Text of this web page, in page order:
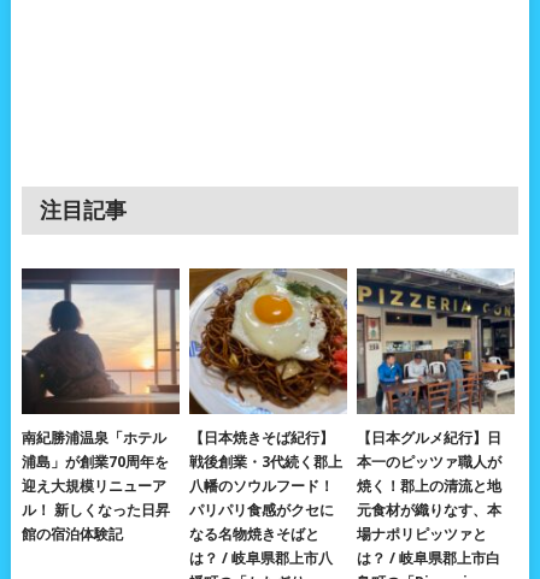
注目記事
南紀勝浦温泉「ホテル
浦島」が創業70周年を
迎え大規模リニューア
ル！ 新しくなった日昇
館の宿泊体験記
【日本焼きそば紀行】
戦後創業・3代続く郡上
八幡のソウルフード！
パリパリ食感がクセに
なる名物焼きそばと
は？ / 岐阜県郡上市八
【日本グルメ紀行】日
本一のピッツァ職人が
焼く！郡上の清流と地
元食材が織りなす、本
場ナポリピッツァと
は？ / 岐阜県郡上市白